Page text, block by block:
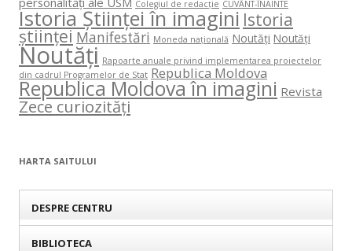
Colegiul de redacție CUVÂNT-ÎNAINTE
Istoria Științei în imagini Istoria
științei Manifestări Moneda națională Noutăți Noutăți
Noutăți Rapoarte anuale privind implementarea proiectelor
din cadrul Programelor de Stat Republica Moldova
Republica Moldova în imagini Revista
Zece curiozități
HARTA SAITULUI
DESPRE CENTRU
BIBLIOTECA